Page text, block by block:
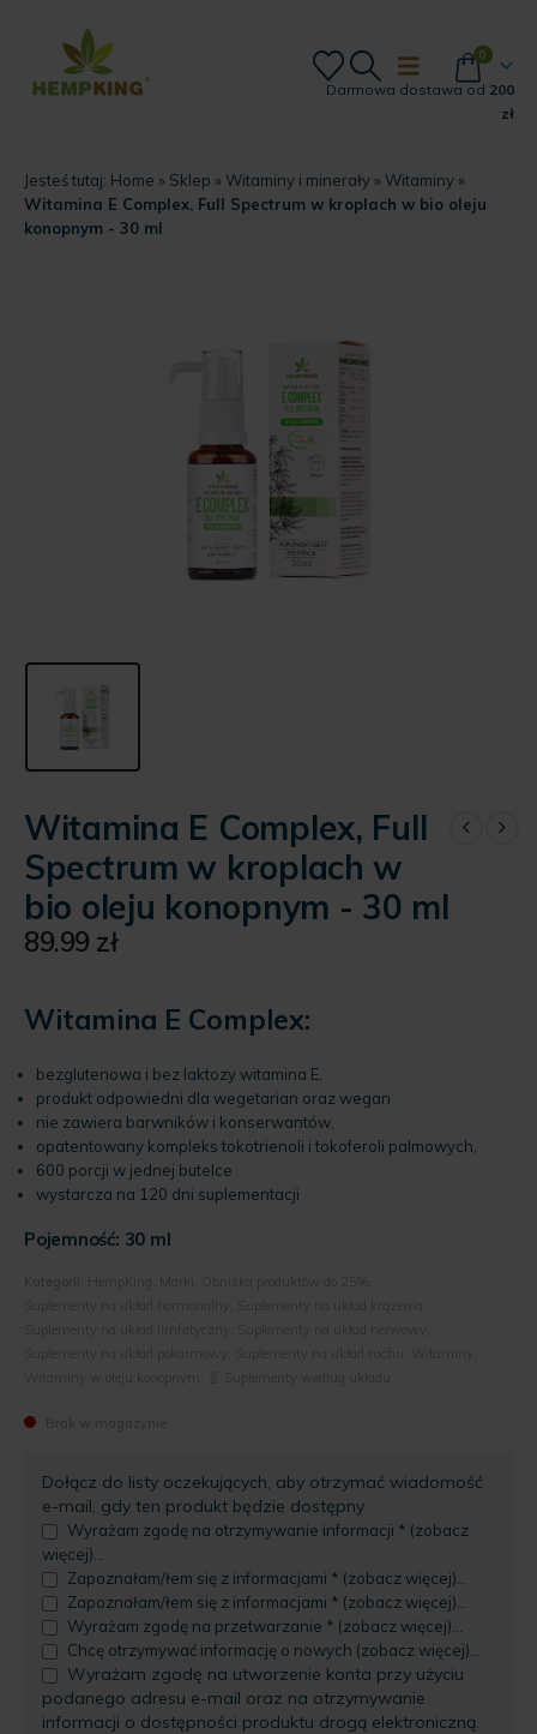
0
Darmowa dostawa od 200
zł
Jesteś tutaj: Home » Sklep » Witaminy i minerały » Witaminy »
Witamina E Complex, Full Spectrum w kroplach w bio oleju
konopnym - 30 ml
Witamina E Complex, Full
Spectrum w kroplach w
bio oleju konopnym - 30 ml
89.99 zł
Witamina E Complex:
bezglutenowa i bez laktozy witamina E,
produkt odpowiedni dla wegetarian oraz wegan
nie zawiera barwników i konserwantów,
opatentowany kompleks tokotrienoli i tokoferoli palmowych,
600 porcji w jednej butelce
wystarcza na 120 dni suplementacji
Pojemność: 30 ml
Dołącz do listy oczekujących, aby otrzymać wiadomość
e-mail, gdy ten produkt będzie dostępny
Wyrażam zgodę na otrzymywanie informacji * (zobacz
więcej)...
Zapoznałam/łem się z informacjami * (zobacz więcej)...
Zapoznałam/łem się z informacjami * (zobacz więcej)...
Wyrażam zgodę na przetwarzanie * (zobacz więcej)...
Chcę otrzymywać informację o nowych (zobacz więcej)...
Wyrażam zgodę na utworzenie konta przy użyciu
podanego adresu e-mail oraz na otrzymywanie
informacji o dostępności produktu drogą elektroniczną.